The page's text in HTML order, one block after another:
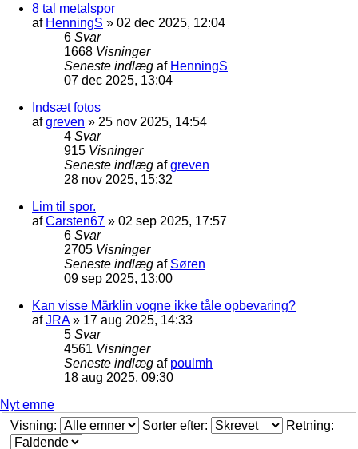
8 tal metalspor
af HenningS » 02 dec 2025, 12:04
6 Svar
1668 Visninger
Seneste indlæg af HenningS
07 dec 2025, 13:04
Indsæt fotos
afgreven » 25 nov 2025, 14:54
4 Svar
915 Visninger
Seneste indlæg afgreven
28 nov 2025, 15:32
Lim til spor.
afCarsten67 » 02 sep 2025, 17:57
6 Svar
2705 Visninger
Seneste indlæg af Søren
09 sep 2025, 13:00
Kan visse Märklin vogne ikke tåle opbevaring?
afJRA» 17 aug 2025, 14:33
5 Svar
4561 Visninger
Seneste indlæg af poulmh
18 aug 2025, 09:30
Nyt emne
Visning:
Sorter efter: Retning: